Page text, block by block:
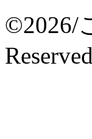
©2026/